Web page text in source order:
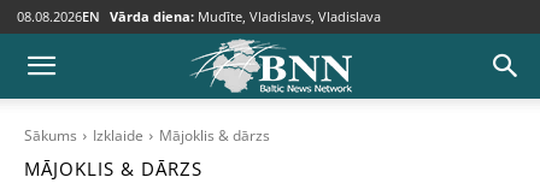
08.08.2026EN Vārda diena: Mudīte, Vladislavs, Vladislava
Sākums Izklaide Mājoklis & dārzs
MĀJOKLIS & DĀRZS